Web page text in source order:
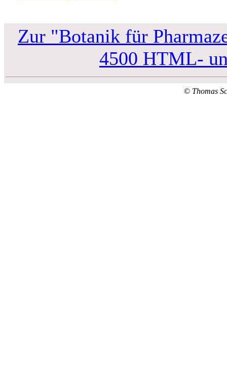
Zur "Botanik für
4500 HTML-
© Thomas